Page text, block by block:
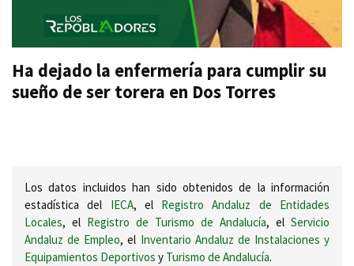
Ha dejado la enfermería para cumplir su
sueño de ser torera en Dos Torres
Los datos incluidos han sido obtenidos de la información
estadística del IECA, el Registro Andaluz de Entidades
Locales, el Registro de Turismo de Andalucía, el Servicio
Andaluz de Empleo, el Inventario Andaluz de Instalaciones y
Equipamientos Deportivos y Turismo de Andalucía.